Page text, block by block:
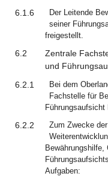
6.1.6
Der Leitende
seiner
freigestellt.
6.2
Zentrale
und
6.2.1
Bei dem
Fachstelle für
6.2.2
Zum Zwecke
Bewährungshilfe,
Aufgaben: